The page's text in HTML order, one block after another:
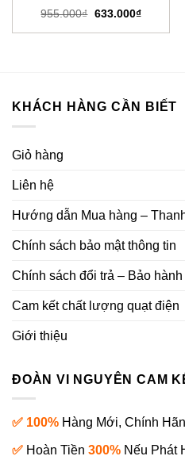
955.000₫ Giá
là:
633.000₫Giá
tại
KHÁCH HÀNG CẦN BIẾT
Giỏ hàng
Liên hệ
Hướng dẫn Mua hàng –
Chính sách bảo mật thông tin
Chính sách đổi trả – Bảo hành
Cam kết chất lượng quạt điện
Giới thiệu
ĐOÀN VI NGUYÊN CAM
✅ 100% Hàng Mới, Chính
✅ Hoàn Tiền 300% Nếu Phát